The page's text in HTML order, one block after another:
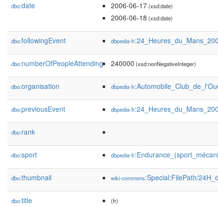
dbo:date 2006-06-17(xsd:date)
2006-06-18 (xsd:date)
dbo:followingEvent dbpedia-fr
dbo:numberOfPeopleAttending 240000 (xsd:nonNegativeInteger)
dbo:organisation dbpedia-fr
dbo:previousEvent dbpedia-fr
dbo:rank
dbo:sport dbpedia-fr
dbo:thumbnail wiki-commons:Special:FilePath/
dbo:title (fr)